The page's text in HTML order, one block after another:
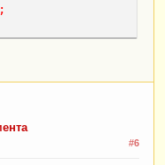
#6